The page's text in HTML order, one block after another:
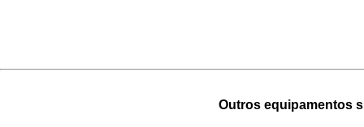
Outros equipamentos